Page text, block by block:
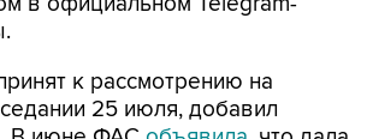
к рассмотрению на
25 июля, добавил